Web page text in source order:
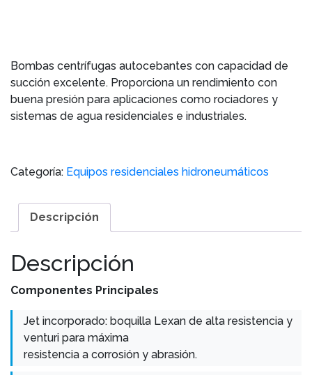
Bombas centrífugas autocebantes con capacidad de
succión excelente. Proporciona un rendimiento con
buena presión para aplicaciones como rociadores y
sistemas de agua residenciales e industriales.
Categoría: Equipos residenciales hidroneumáticos
Descripción
Descripción
Componentes Principales
Jet incorporado: boquilla Lexan de alta resistencia y
venturi para máxima
resistencia a corrosión y abrasión.